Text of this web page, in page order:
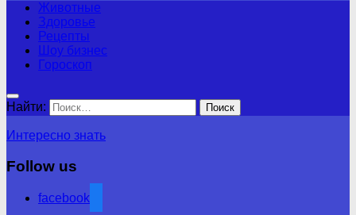
Животные
Здоровье
Рецепты
Шоу бизнес
Гороскоп
Найти:
Интересно знать
Follow us
facebook